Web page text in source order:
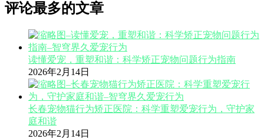
评论最多的文章
读懂爱宠，重塑和谐：科学矫正宠物问题行为指南
2026年2月14日
长春宠物猫行为矫正医院：科学重塑爱宠行为，守护家
庭和谐
2026年2月14日